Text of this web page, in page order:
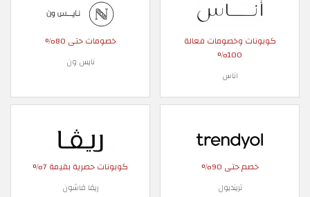
كوبونات وخصومات فعالة
100%
اناس
خصومات حتى 80%
نايس ون
خصم حتى 90%
ترينديول
كوبونات حصرية بقيمة 7%
ريفا فاشون